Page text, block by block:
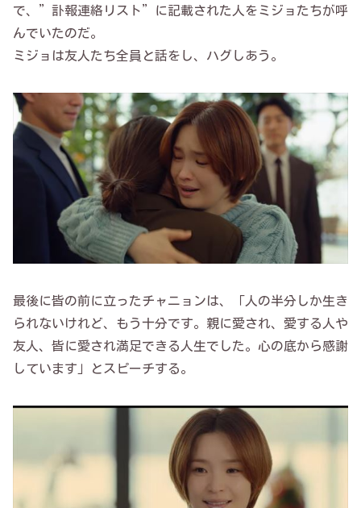
で、”訃報連絡リスト”に記載された人をミジョたちが呼
んでいたのだ。
ミジョは友人たち全員と話をし、ハグしあう。
最後に皆の前に立ったチャニョンは、「人の半分しか生き
られないけれど、もう十分です。親に愛され、愛する人や
友人、皆に愛され満足できる人生でした。心の底から感謝
しています」とスピーチする。